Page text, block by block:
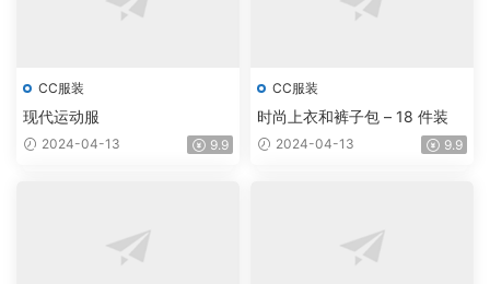
CC服装
现代运动服
2024-04-13 9.9
CC服装
时尚上衣和裤子包 – 18 件装
2024-04-13 9.9